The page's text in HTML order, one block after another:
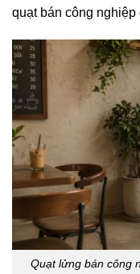
quạt bán công nghiệp
Quạt lửng bán công